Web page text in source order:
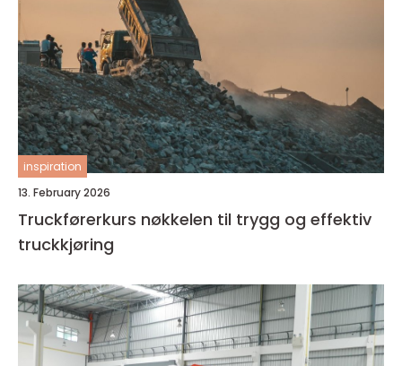
inspiration
13. February 2026
Truckførerkurs nøkkelen til trygg og effektiv
truckkjøring